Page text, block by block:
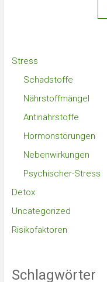
Stress
Schadstoffe
Nährstoffmängel
Antinährstoffe
Hormonstörungen
Nebenwirkungen
Psychischer-Stress
Detox
Uncategorized
Risikofaktoren
Schlagwörter